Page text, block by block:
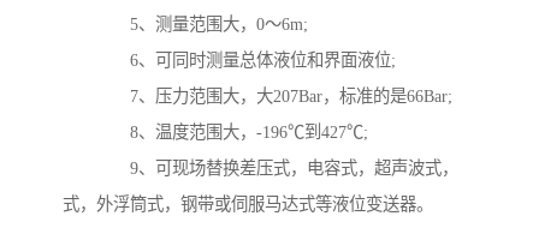
5、测量范围大，0～6m;
6、可同时测量总体液位和界面液位;
7、压力范围大，大207Bar，标准的是66Bar;
8、温度范围大，-196℃到427℃;
9、可现场替换差压式，电容式，超声波式，
式，外浮筒式，钢带或伺服马达式等液位变送器。